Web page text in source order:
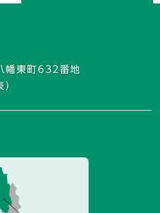
幡東町632番地
）